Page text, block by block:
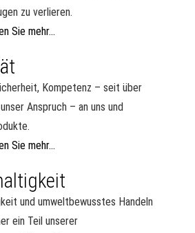
zu verlieren.
Sie mehr...
Kompetenz – seit über
Anspruch – an uns und
Sie mehr...
und umweltbewusstes Handeln
ein Teil unserer